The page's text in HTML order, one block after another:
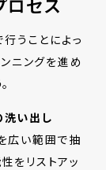
うことによっ
ニングを進め
洗い出し
広い範囲で抽
をリストアッ